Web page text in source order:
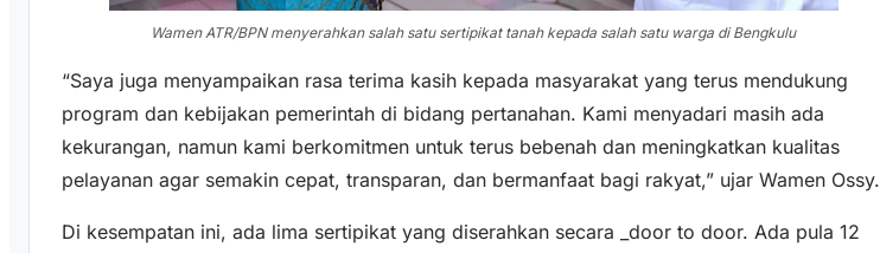
Wamen ATR/BPN menyerahkan salah satu sertipikat tanah kepada salah satu warga di Bengkulu
“Saya juga menyampaikan rasa terima kasih kepada masyarakat yang terus mendukung
program dan kebijakan pemerintah di bidang pertanahan. Kami menyadari masih ada
kekurangan, namun kami berkomitmen untuk terus bebenah dan meningkatkan kualitas
pelayanan agar semakin cepat, transparan, dan bermanfaat bagi rakyat,” ujar Wamen Ossy.
Di kesempatan ini, ada lima sertipikat yang diserahkan secara _door to door. Ada pula 12